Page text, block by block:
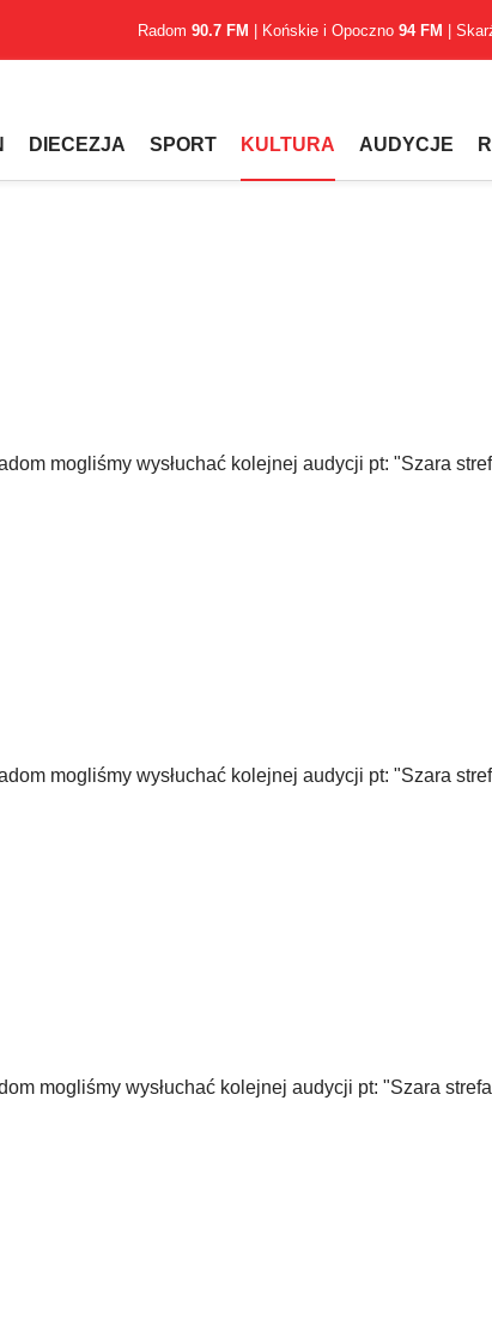
Radom 90.7 FM | Końskie i Opoczno 94 FM |
DIECEZJA SPORT KULTURA AUDYCJE
mogliśmy wysłuchać kolejnej audycji pt: "Szara
mogliśmy wysłuchać kolejnej audycji pt: "Szara
mogliśmy wysłuchać kolejnej audycji pt: "Szara